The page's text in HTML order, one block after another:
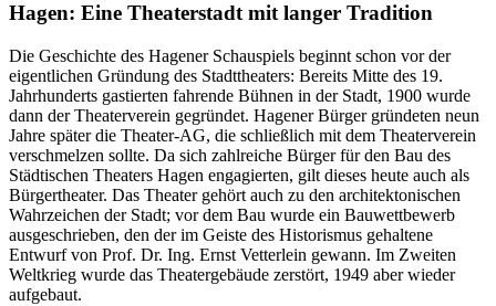
Hagen: Eine Theaterstadt mit langer Tradition
Die Geschichte des Hagener Schauspiels beginnt schon vor der
eigentlichen Gründung des Stadttheaters: Bereits Mitte des 19.
Jahrhunderts gastierten fahrende Bühnen in der Stadt, 1900 wurde
dann der Theaterverein gegründet. Hagener Bürger gründeten neun
Jahre später die Theater-AG, die schließlich mit dem Theaterverein
verschmelzen sollte. Da sich zahlreiche Bürger für den Bau des
Städtischen Theaters Hagen engagierten, gilt dieses heute auch als
Bürgertheater. Das Theater gehört auch zu den architektonischen
Wahrzeichen der Stadt; vor dem Bau wurde ein Bauwettbewerb
ausgeschrieben, den der im Geiste des Historismus gehaltene
Entwurf von Prof. Dr. Ing. Ernst Vetterlein gewann. Im Zweiten
Weltkrieg wurde das Theatergebäude zerstört, 1949 aber wieder
aufgebaut.